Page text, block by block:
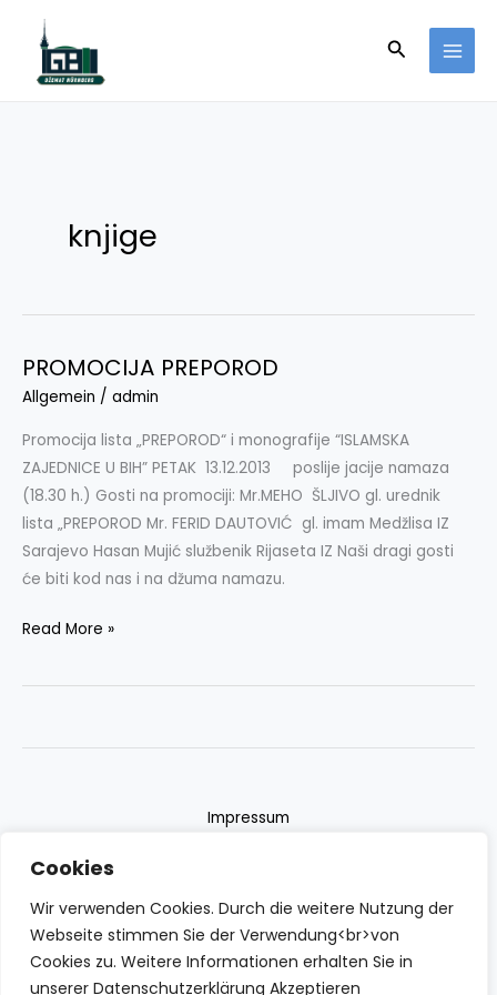
Cookies
Wir verwenden Cookies. Durch die weitere Nutzung der
Webseite stimmen Sie der Verwendung<br>von
Cookies zu. Weitere Informationen erhalten Sie in
unserer Datenschutzerklärung Akzeptieren
content
Search
knjige
PROMOCIJA PREPOROD
Allgemein / admin
Promocija lista „PREPOROD“ i monografije “ISLAMSKA
ZAJEDNICE U BIH” PETAK 13.12.2013 poslije jacije namaza
(18.30 h.) Gosti na promociji: Mr.MEHO ŠLJIVO gl. urednik
lista „PREPOROD Mr. FERID DAUTOVIĆ gl. imam Medžlisa IZ
Sarajevo Hasan Mujić službenik Rijaseta IZ Naši dragi gosti
će biti kod nas i na džuma namazu.
PROMOCIJA
PREPOROD
Read More »
Impressum